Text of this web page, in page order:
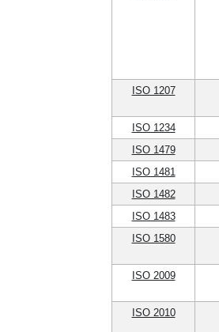
ISO 1207
ISO 1234
ISO 1479
ISO 1481
ISO 1482
ISO 1483
ISO 1580
ISO 2009
ISO 2010